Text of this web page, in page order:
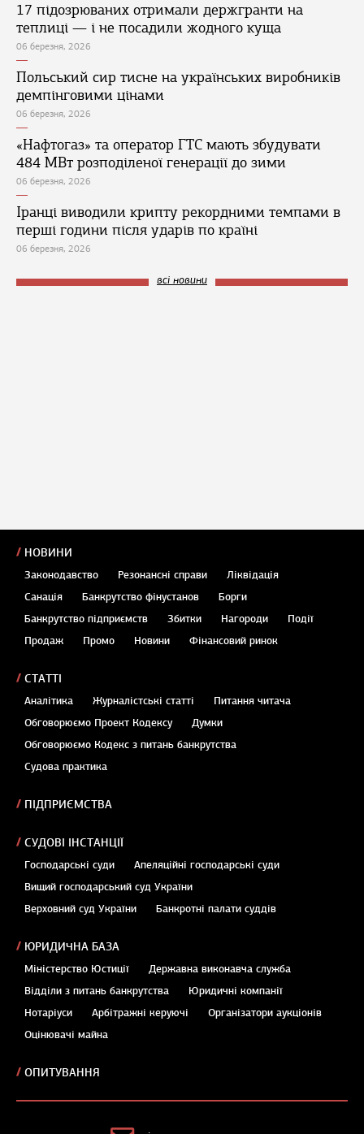
17 підозрюваних отримали держгранти на
теплиці — і не посадили жодного куща
06 березня, 2026
Польський сир тисне на українських виробників
демпінговими цінами
06 березня, 2026
«Нафтогаз» та оператор ГТС мають збудувати
484 МВт розподіленої генерації до зими
06 березня, 2026
Іранці виводили крипту рекордними темпами в
перші години після ударів по країні
06 березня, 2026
всі новини
НОВИНИ
Законодавство Резонансні справи
Ліквідація
Санація
Банкрутство фінустанов
Борги
Банкрутство підприємств
Збитки Нагороди
Події
Продаж
Промо Новини Фінансовий ринок
СТАТТІ
Аналітика Журналістські статті
Питання читача
Обговорюємо Проект Кодексу
Думки
Обговорюємо Кодекс з питань банкрутства
Судова практика
ПІДПРИЄМСТВА
СУДОВІ ІНСТАНЦІЇ
Господарські суди
Апеляційні господарські суди
Вищий господарський суд України
Верховний суд України
Банкротні палати суддів
ЮРИДИЧНА БАЗА
Міністерство Юстиції
Державна виконавча служба
Відділи з питань банкрутства
Юридичні компанії
Нотаріуси
Арбітражні керуючі
Організатори аукціонів
Оцінювачі майна
ОПИТУВАННЯ